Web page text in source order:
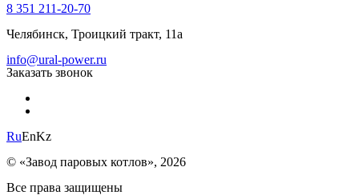
8 351 211-20-70
Челябинск, Троицкий тракт, 11а
info@ural-power.ru
Заказать звонок
RuEnKz
© «Завод паровых котлов», 2026
Все права защищены